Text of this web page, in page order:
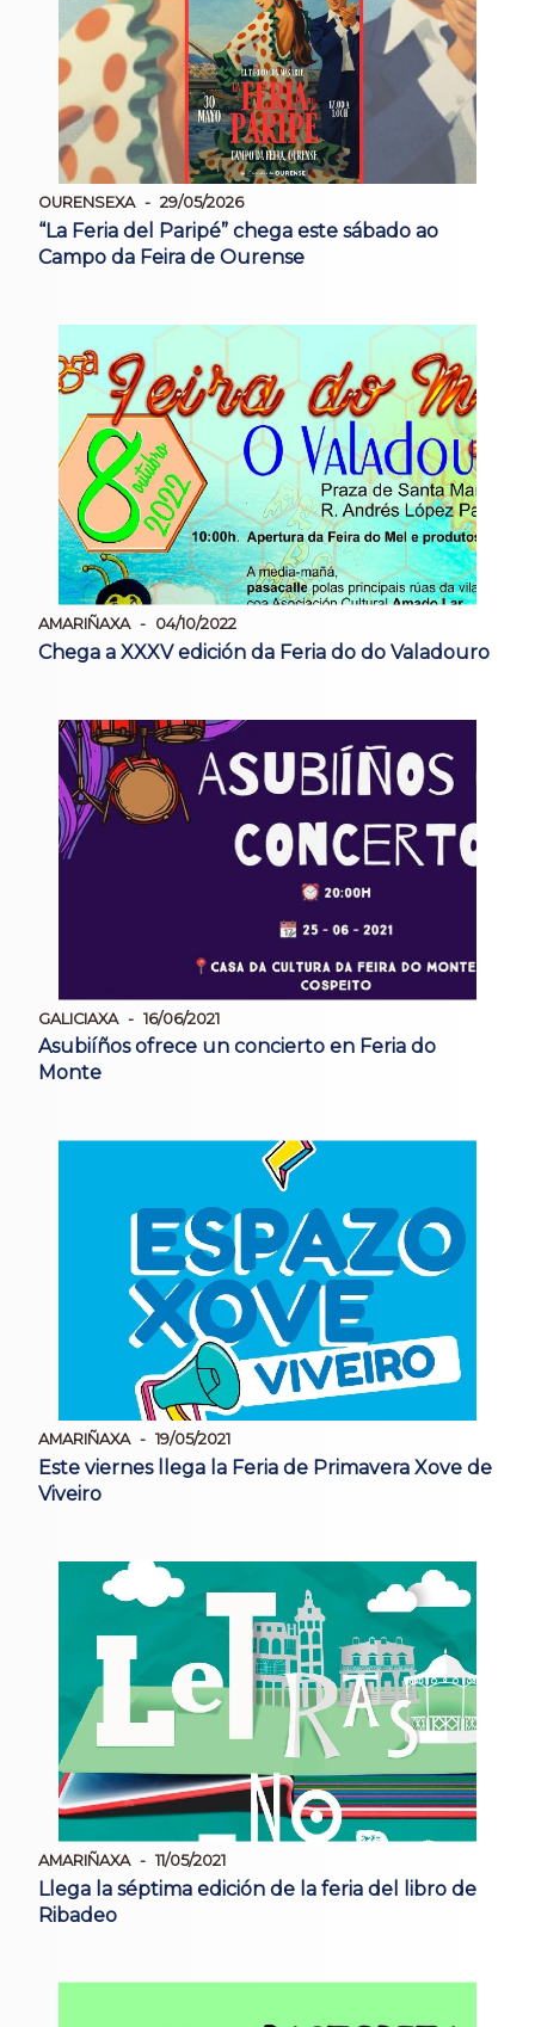
OURENSEXA 29/05/2026
“La Feria del Paripé” chega este sábado ao
Campo da Feira de Ourense
AMARIÑAXA 04/10/2022
Chega a XXXV edición da Feria do do Valadouro
GALICIAXA 16/06/2021
Asubiíños ofrece un concierto en Feria do
Monte
AMARIÑAXA 19/05/2021
Este viernes llega la Feria de Primavera Xove de
Viveiro
AMARIÑAXA 11/05/2021
Llega la séptima edición de la feria del libro de
Ribadeo